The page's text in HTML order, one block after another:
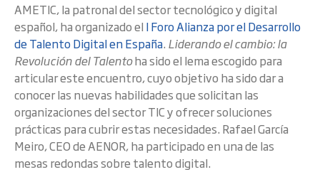
AMETIC, la patronal del sector tecnológico y digital
español, ha organizado el I Foro Alianza por el Desarrollo
de Talento Digital en España. Liderando el cambio: la
Revolución del Talentoha sido el lema escogido para
articular este encuentro, cuyo objetivo ha sido dar a
conocer las nuevas habilidades que solicitan las
organizaciones del sector TIC y ofrecer soluciones
prácticas para cubrir estas necesidades. Rafael García
Meiro, CEO de AENOR, ha participado en una de las
mesas redondas sobre talento digital.